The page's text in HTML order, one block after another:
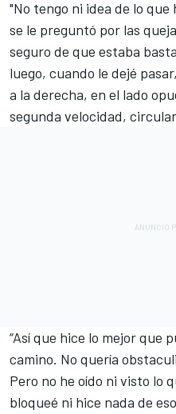
"No tengo ni idea de lo
se le preguntó por las
seguro de que estaba
luego, cuando le dejé
a la derecha, en el lado
segunda velocidad,
“Así que hice lo mejor que
camino. No quería
Pero no he oído ni visto lo
bloqueé ni hice nada de